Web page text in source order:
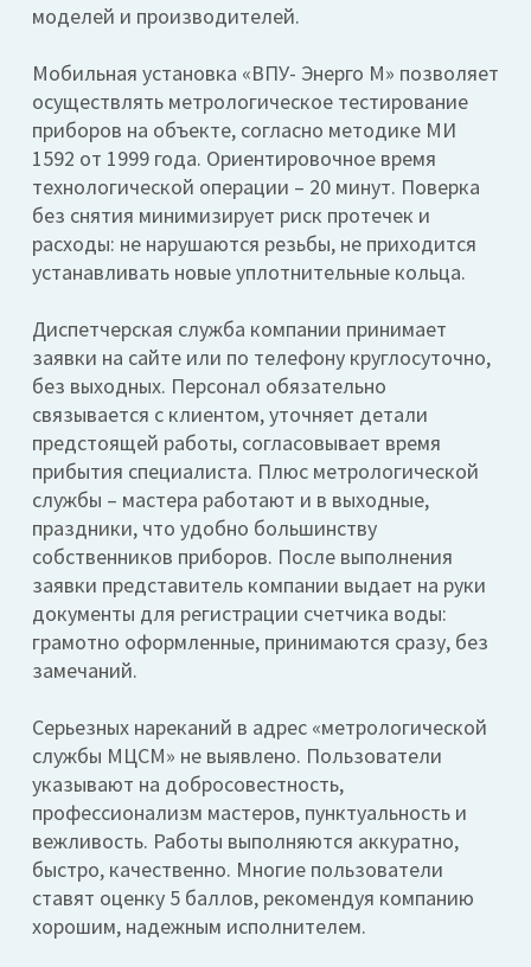
моделей и производителей.
Мобильная установка «ВПУ- Энерго М» позволяет
осуществлять метрологическое тестирование
приборов на объекте, согласно методике МИ
1592 от 1999 года. Ориентировочное время
технологической операции – 20 минут. Поверка
без снятия минимизирует риск протечек и
расходы: не нарушаются резьбы, не приходится
устанавливать новые уплотнительные кольца.
Диспетчерская служба компании принимает
заявки на сайте или по телефону круглосуточно,
без выходных. Персонал обязательно
связывается с клиентом, уточняет детали
предстоящей работы, согласовывает время
прибытия специалиста. Плюс метрологической
службы – мастера работают и в выходные,
праздники, что удобно большинству
собственников приборов. После выполнения
заявки представитель компании выдает на руки
документы для регистрации счетчика воды:
грамотно оформленные, принимаются сразу, без
замечаний.
Серьезных нареканий в адрес «метрологической
службы МЦСМ» не выявлено. Пользователи
указывают на добросовестность,
профессионализм мастеров, пунктуальность и
вежливость. Работы выполняются аккуратно,
быстро, качественно. Многие пользователи
ставят оценку 5 баллов, рекомендуя компанию
хорошим, надежным исполнителем.